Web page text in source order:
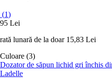
(1)
95 Lei
rată lunară de la doar 15,83 Lei
Culoare (3)
Dozator de săpun lichid gri închis
Ladelle